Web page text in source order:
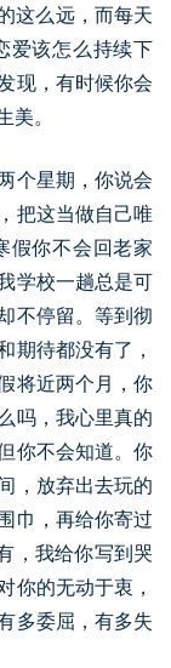
这么远，而每天
爱该怎么持续下
现，有时候你会
。
个星期，你说会
把这当做自己唯
假你不会回老家
学校一趟总是可
不停留。等到彻
期待都没有了，
将近两个月，你
吗，我心里真的
你不会知道。你
，放弃出去玩的
巾，再给你寄过
，我给你写到哭
你的无动于衷，
多委屈，有多失